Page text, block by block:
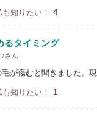
も知りたい！ 4
るタイミング
さん
毛が傷むと聞きました。
も知りたい！ 1